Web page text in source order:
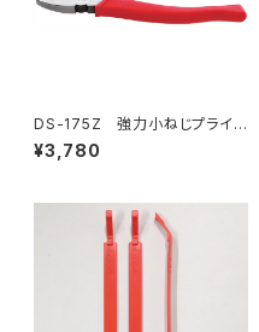
DS-175Z 強力小ねじプライヤ
ー
¥3,780